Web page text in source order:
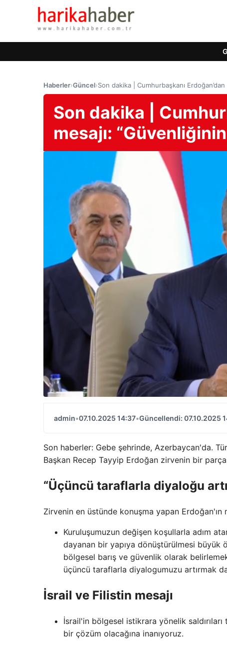
Haberler›Güncel›Son dakika | Cumhurbaşkanı
Son dakika |
mesajı:
admin•07.10.2025 14:37•Güncellendi: 07.10.2025
Son haberler: Gebe şehrinde, Azerbaycan'da.
Başkan Recep Tayyip Erdoğan zirvenin bir
“Üçüncü taraflarla diyaloğu
Zirvenin en üstünde konuşma yapan Erdoğan'ın
Kuruluşumuzun değişen koşullarla adım
dayanan bir yapıya dönüştürülmesi büyük
bölgesel barış ve güvenlik olarak
üçüncü taraflarla diyalogumuzu artırmak
İsrail ve Filistin mesajı
İsrail'in bölgesel istikrara yönelik
bir çözüm olacağına inanıyoruz.